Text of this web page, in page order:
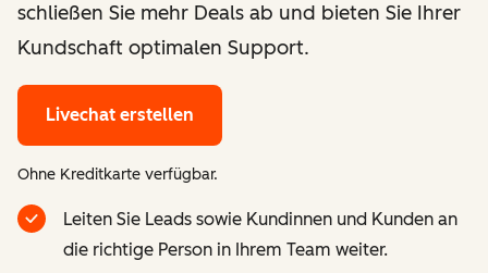
schließen Sie mehr Deals ab und bieten Sie Ihrer
Kundschaft optimalen Support.
Livechat erstellen
Ohne Kreditkarte verfügbar.
Leiten Sie Leads sowie Kundinnen und Kunden an
die richtige Person in Ihrem Team weiter.